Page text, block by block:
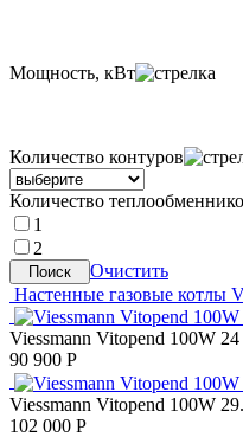
Мощность, кВт
Количество контуров
Количество
1
2
Поиск
Очистить
Настенные газовые котлы
Viessmann Vitopend 100W
90 900 Р
Viessmann Vitopend 100W
102 000 Р